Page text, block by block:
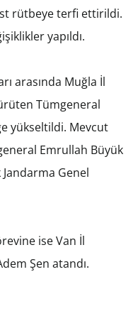
rütbeye terfi ettirildi.
yapıldı.
arasında Muğla İl
Tümgeneral
yükseltildi. Mevcut
Emrullah Büyük
Genel
ise Van İl
Şen atandı.